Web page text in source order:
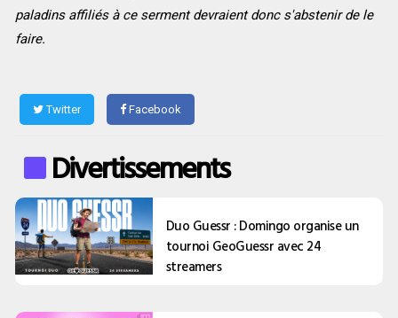
paladins affiliés à ce serment devraient donc s'abstenir de le
faire.
Twitter Facebook
Divertissements
Duo Guessr : Domingo organise un
tournoi GeoGuessr avec 24
streamers